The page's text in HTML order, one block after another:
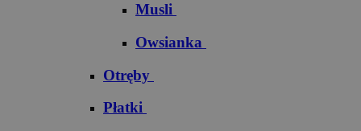
Musli
Owsianka
Otręby
Płatki